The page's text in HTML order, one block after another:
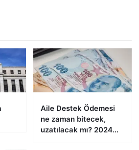
Aile Destek Ödemesi
ne zaman bitecek,
uzatılacak mı? 2024